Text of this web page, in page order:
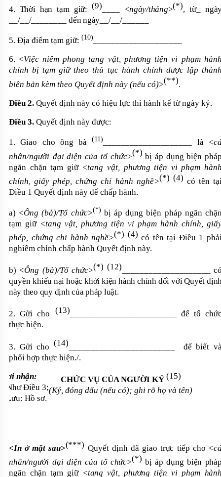
4. Thời hạn tạm giữ: (9) <ngày/tháng>(*), từ_
/__ /________ đến ngày __/__ /______
5. Địa điểm tạm giữ: (10)
6. <Việcniêm phong tang vật, phương tiện vi phạm
chính bị tạm giữ theo thủ tục hành chính được lập
biên bản kèm theo Quyết định này (nếu có)>(**).
Điều 2. Quyết định này có hiệu lực thi hành kể từ ngày ký.
Điều 3. Quyết định này được:
1. Giao cho ông bà(11) là <
nhân/người đại diện của tổ chức>(*) bị áp dụng biện
ngăn chặntạm giữ <tang vật, phương tiện vi phạm
chính, giấy phép, chứng chỉ hành nghề>(*) (4) có tên
Điều 1 Quyết định này để chấp hành.
a) <Ông (bà)/Tổ chức>(*) bị áp dụng biện pháp ngăn
tạm giữ <tang vật, phương tiện vi phạm hành chính,
phép, chứng chỉ hành nghề>(*) (4) có tên tại Điều 1
nghiêm chỉnh chấp hành Quyết định này.
b) <Ông (bà)/Tổ chức>(*) (12)
quyềnkhiếu nại hoặc khởi kiện hành chính đối với Quyết
này theo quy định của pháp luật.
2. Gửi cho (13)
để tổ
thực hiện.
3. Gửi cho (14)
để biết
phối hợp thực hiện./.
Nơi nhận:
- Như Điều 3;
- Lưu: Hồ sơ.
CHỨC VỤ CỦA NGƯỜI KÝ (15)
(Ký, đóng dấu (nếu có); ghi rõ họ và tên)
<In ở mặt sau>(***) Quyết định đã giao trực tiếp cho <
nhân/người đại diện của tổ chức>(*) bịáp dụng biện
ngăn chặntạmgiữ <tang vật, phương tiện vi phạm